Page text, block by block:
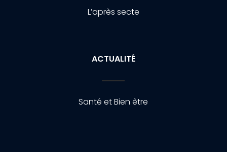
L’après secte
ACTUALITÉ
Santé et Bien être